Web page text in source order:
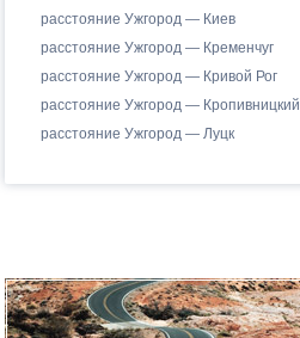
расстояние Ужгород — Киев
расстояние Ужгород — Кременчуг
расстояние Ужгород — Кривой Рог
расстояние Ужгород — Кропивницкий
расстояние Ужгород — Луцк